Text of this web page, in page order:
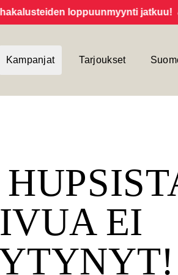
loppuunmyynti jatkuu!
Kampanjat Tarjoukset
EI